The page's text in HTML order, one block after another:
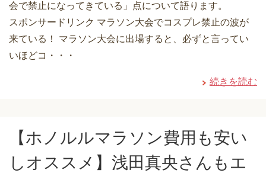
会で禁止になってきている」点について語ります。
スポンサードリンク マラソン大会でコスプレ禁止の波が
来ている！ マラソン大会に出場すると、必ずと言ってい
いほどコ・・・
続きを読む
【ホノルルマラソン費用も安い
しオススメ】浅田真央さんもエ